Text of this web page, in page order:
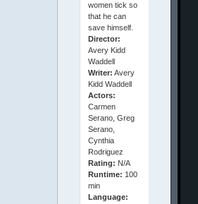
women tick so
that he can
save himself.
Director:
Avery Kidd
Waddell
Writer: Avery
Kidd Waddell
Actors:
Carmen
Serano, Greg
Serano,
Cynthia
Rodriguez
Rating: N/A
Runtime: 100
min
Language: